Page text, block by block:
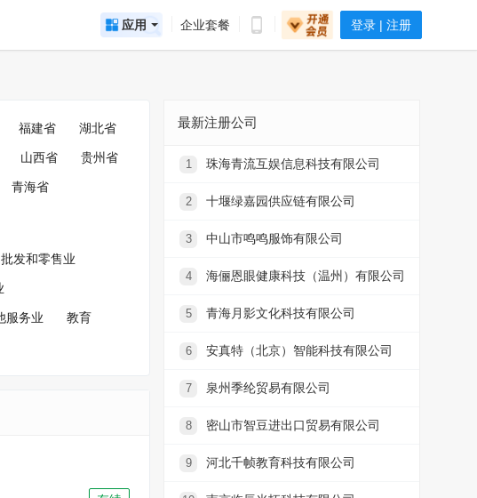
应用 企业套餐 登录 | 注册
福建省 湖北省
山西省 贵州省
青海省
批发和零售业
服务业 教育
最新注册公司
1 珠海青流互娱信息科技有限公司
2 十堰绿嘉园供应链有限公司
3 中山市鸣鸣服饰有限公司
4 海俪恩眼健康科技（温州）有限公司
5 青海月影文化科技有限公司
6 安真特（北京）智能科技有限公司
7 泉州季纶贸易有限公司
8 密山市智豆进出口贸易有限公司
9 河北千帧教育科技有限公司